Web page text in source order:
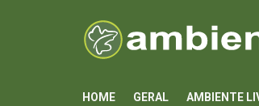
HOME GERAL AMBIENTE